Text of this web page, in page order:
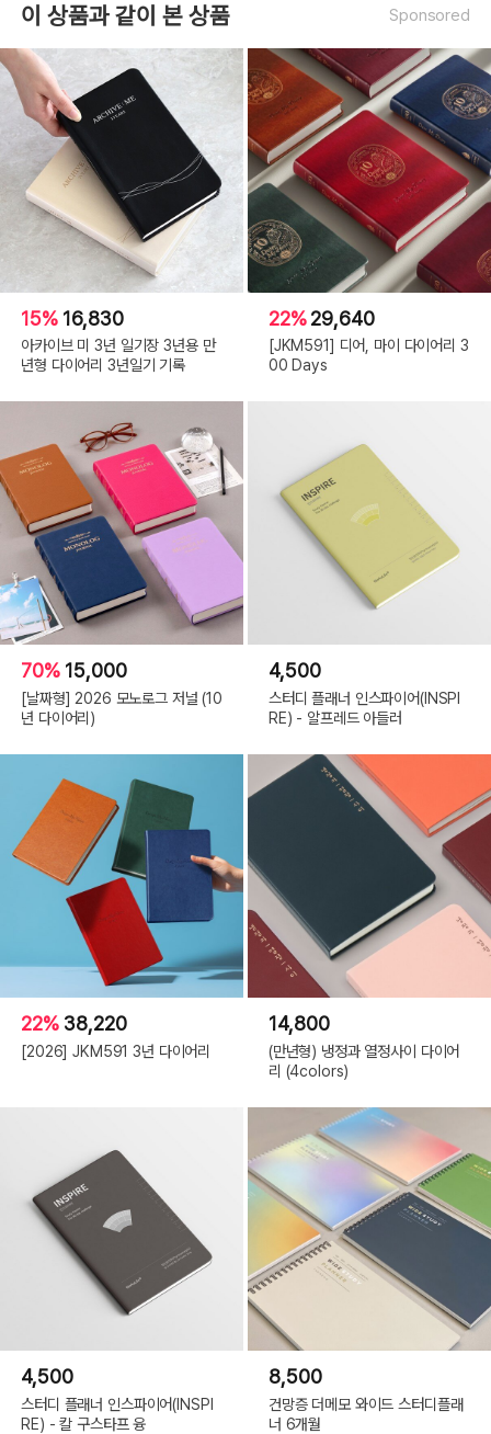
이 상품과 같이 본 상품 Sponsored
15% 16,830
아카이브 미 3년 일기장 3년용 만
년형 다이어리 3년일기 기록
22%29,640
[JKM591] 디어, 마이 다이어리 3
00 Days
70% 15,000
[날짜형] 2026 모노로그 저널 (10
년 다이어리)
4,500
스터디 플래너 인스파이어(INSPI
RE) - 알프레드 아들러
22% 38,220
[2026] JKM591 3년 다이어리
14,800
(만년형) 냉정과 열정사이 다이어
리 (4colors)
4,500
스터디 플래너 인스파이어(INSPI
RE) - 칼 구스타프 융
8,500
건망증 더메모 와이드 스터디플래
너 6개월